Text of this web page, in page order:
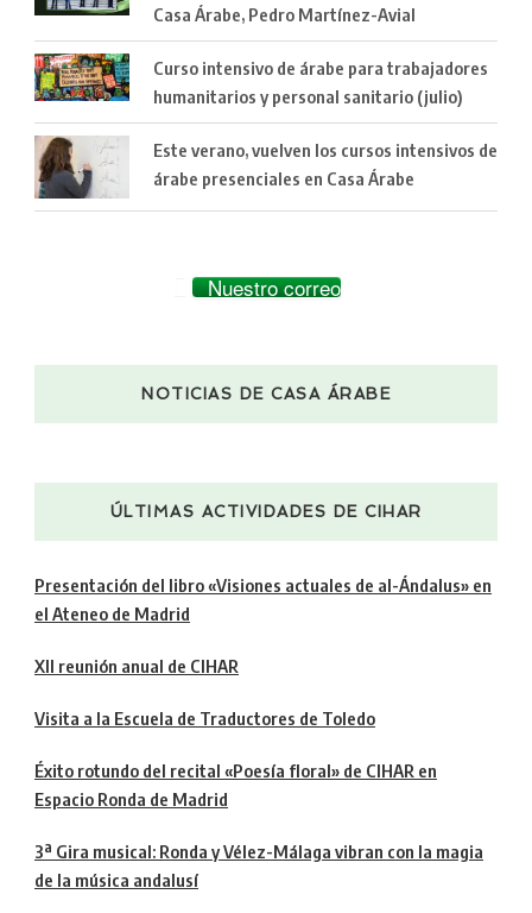
Casa Árabe, Pedro Martínez-Avial
Curso intensivo de árabe para trabajadores
humanitarios y personal sanitario (julio)
Este verano, vuelven los cursos intensivos de
árabe presenciales en Casa Árabe
Nuestro correo
NOTICIAS DE CASA ÁRABE
ÚLTIMAS ACTIVIDADES DE CIHAR
Presentación del libro «Visiones actuales de al-Ándalus» en
el Ateneo de Madrid
XII reunión anual de CIHAR
Visita a la Escuela de Traductores de Toledo
Éxito rotundo del recital «Poesía floral» de CIHAR en
Espacio Ronda de Madrid
3ª Gira musical: Ronda y Vélez-Málaga vibran con la magia
de la música andalusí